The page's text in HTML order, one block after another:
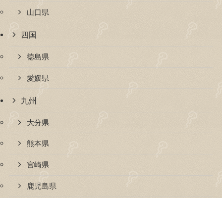
山口県
四国
徳島県
愛媛県
九州
大分県
熊本県
宮崎県
鹿児島県